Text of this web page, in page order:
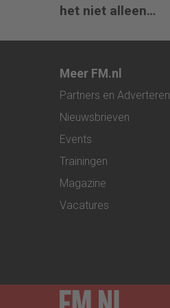
het niet alleen
bouwt’
Meer FM.nl
Partners en Adverteren
Nieuwsbrieven
Events
Trainingen
Magazine
Vacatures